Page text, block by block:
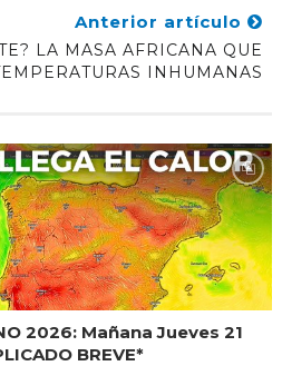
Anterior artículo
LA MASA AFRICANA QUE
INHUMANAS
2026: Mañana Jueves 21
BREVE*